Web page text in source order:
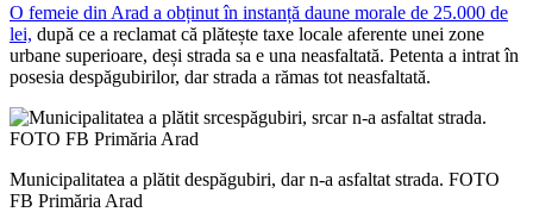
O femeie din Arad a obținut în instanță daune morale de 25.000 de
lei, după ce a reclamat că plătește taxe locale aferente unei zone
urbane superioare, deși strada sa e una neasfaltată. Petenta a intrat în
posesia despăgubirilor, dar strada a rămas tot neasfaltată.
Municipalitatea a plătit despăgubiri, dar n-a asfaltat strada. FOTO
FB Primăria Arad